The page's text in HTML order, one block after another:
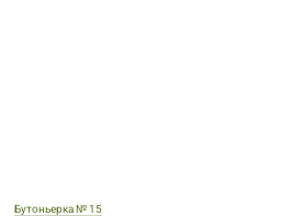
Бутоньерка № 15